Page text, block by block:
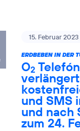
15. Februar 2023
ERDBEBEN IN DER
O2
verlängert
und SMS
und nach
zum 24.